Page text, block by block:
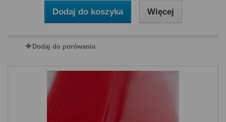
Dodaj do koszyka Więcej
Dodaj do porówania